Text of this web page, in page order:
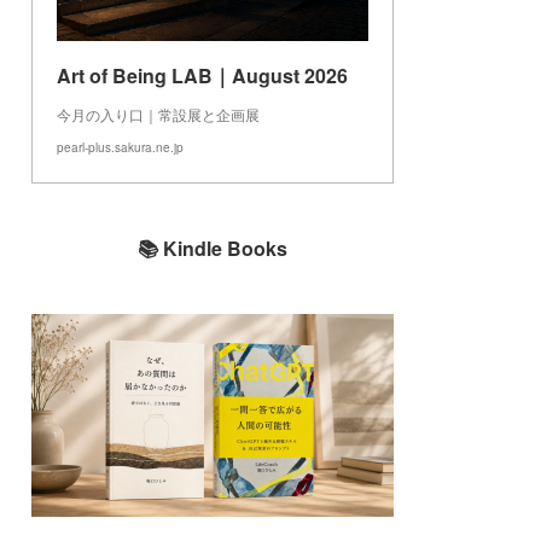
Art of Being LAB｜August 2026
今月の入り口｜常設展と企画展
pearl-plus.sakura.ne.jp
📚 Kindle Books